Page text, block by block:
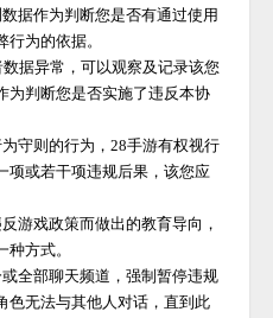
据作为判断您是否有通过使用
为的依据。
据异常，可以观察及记录该您
为判断您是否实施了违反本协
守则的行为，28手游有权视行
项或若干项违规后果，该您应
游戏政策而做出的教育导向，
方式。
全部聊天频道，强制暂停违规
色无法与其他人对话，直到此